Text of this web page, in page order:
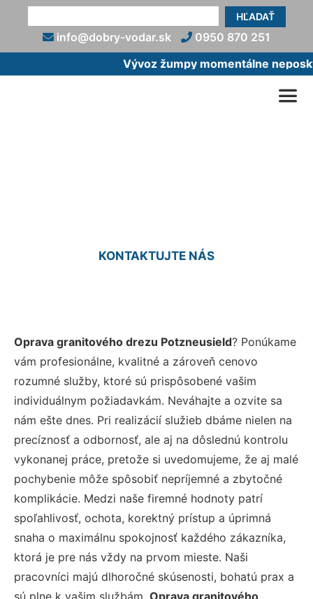
HĽADAŤ
info@dobry-vodar.sk
0950 870 251
Vývoz žumpy momentálne
KONTAKTUJTE NÁS
Oprava granitového drezu Potzneusield? Ponúkame
vám profesionálne, kvalitné a zároveň cenovo
rozumné služby, ktoré sú prispôsobené vašim
individuálnym požiadavkám. Neváhajte a ozvite sa
nám ešte dnes. Pri realizácií služieb dbáme nielen na
precíznosť a odbornosť, ale aj na dôslednú kontrolu
vykonanej práce, pretože si uvedomujeme, že aj malé
pochybenie môže spôsobiť nepríjemné a zbytočné
komplikácie. Medzi naše firemné hodnoty patrí
spoľahlivosť, ochota, korektný prístup a úprimná
snaha o maximálnu spokojnosť každého zákazníka,
ktorá je pre nás vždy na prvom mieste. Naši
pracovníci majú dlhoročné skúsenosti, bohatú prax a
sú plne k vašim službám. Oprava granitového